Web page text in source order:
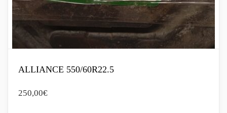
ALLIANCE 550/60R22.5
250,00€